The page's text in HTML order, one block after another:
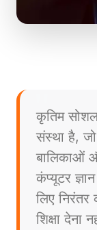
कृतिम
संस्था है,
बालिकाओं
कंप्यूटर
लिए निरंतर
शिक्षा देना